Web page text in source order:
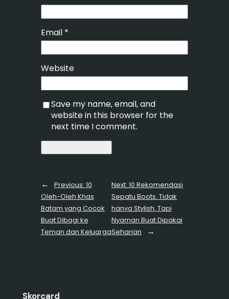
Email *
Website
Save my name, email, and
website in this browser for the
next time I comment.
← Previous: 10
Oleh-Oleh Khas
Batam yang Cocok
Buat Dibagi ke
Teman dan Keluarga
Next: 10 Rekomendasi
Sepatu Boots. Tidak
hanya Stylish, Tapi
Nyaman Buat Dipakai
Seharian
→
Skorcard